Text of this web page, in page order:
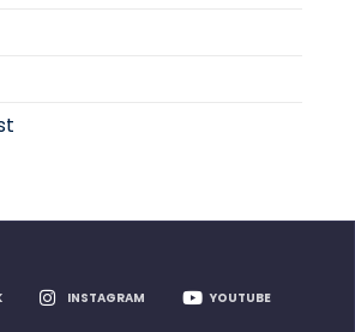
INSTAGRAM YOUTUBE